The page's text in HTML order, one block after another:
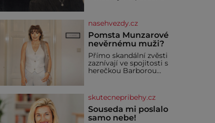
kruté týrání nevydrží a
estébákům podepíše
všechno, co po něm chtějí.
Svým podpisem jim potvrdí
výslechů nikdo nevyvíjel
fyzický ani psychický nátlak.
Syn brněnského řezníka
nasehvezdy.cz
Pomsta Munzarové
nevěrnému muži?
Přímo skandální zvěsti
zaznívají ve spojitosti s
herečkou Barborou
Munzarová měla být totiž
viděna s jakýmsi
sympaťákem, s nímž se
velmi družně, až d
skutecnepribehy.cz
Souseda mi poslalo
samo nebe!